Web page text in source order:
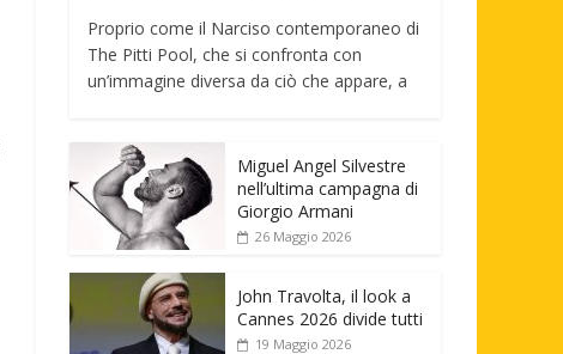
Proprio come il Narciso contemporaneo di
The Pitti Pool, che si confronta con
un’immagine diversa da ciò che appare, a
Miguel Angel Silvestre
nell’ultima campagna di
Giorgio Armani
26 Maggio 2026
John Travolta, il look a
Cannes 2026 divide tutti
19 Maggio 2026